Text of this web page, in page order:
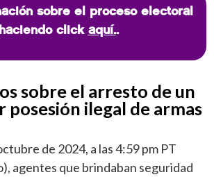
sobre el proceso electoral
haciendo click aquí..
sobre el arresto de un
posesión ilegal de armas
de 2024, a las 4:59 pm PT
agentes que brindaban seguridad